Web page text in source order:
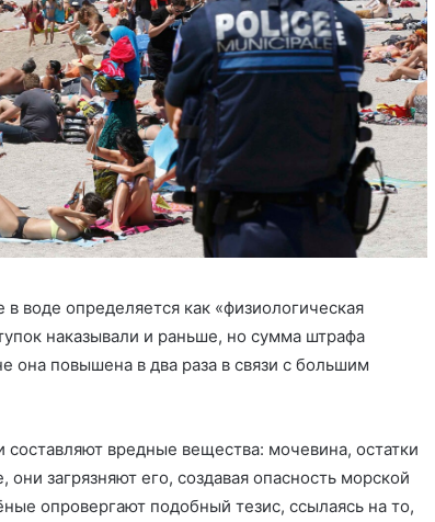
воде определяется как «физиологическая
наказывали и раньше, но сумма штрафа
она повышена в два раза в связи с большим
вредные вещества: мочевина, остатки
загрязняют его, создавая опасность морской
опровергают подобный тезис, ссылаясь на то,